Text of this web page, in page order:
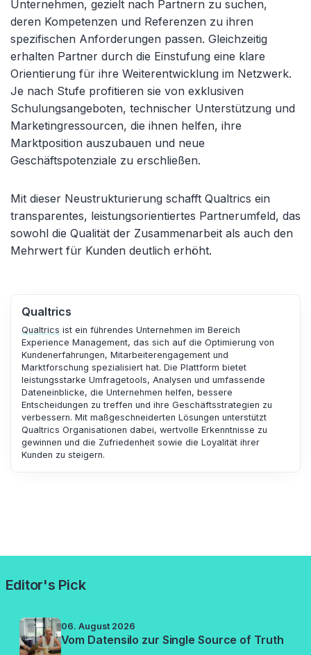
Unternehmen, gezielt nach Partnern zu suchen,
deren Kompetenzen und Referenzen zu ihren
spezifischen Anforderungen passen. Gleichzeitig
erhalten Partner durch die Einstufung eine klare
Orientierung für ihre Weiterentwicklung im Netzwerk.
Je nach Stufe profitieren sie von exklusiven
Schulungsangeboten, technischer Unterstützung und
Marketingressourcen, die ihnen helfen, ihre
Marktposition auszubauen und neue
Geschäftspotenziale zu erschließen.
Mit dieser Neustrukturierung schafft Qualtrics ein
transparentes, leistungsorientiertes Partnerumfeld, das
sowohl die Qualität der Zusammenarbeit als auch den
Mehrwert für Kunden deutlich erhöht.
Qualtrics
Qualtrics ist ein führendes Unternehmen im Bereich
Experience Management, das sich auf die Optimierung von
Kundenerfahrungen, Mitarbeiterengagement und
Marktforschung spezialisiert hat. Die Plattform bietet
leistungsstarke Umfragetools, Analysen und umfassende
Dateneinblicke, die Unternehmen helfen, bessere
Entscheidungen zu treffen und ihre Geschäftsstrategien zu
verbessern. Mit maßgeschneiderten Lösungen unterstützt
Qualtrics Organisationen dabei, wertvolle Erkenntnisse zu
gewinnen und die Zufriedenheit sowie die Loyalität ihrer
Kunden zu steigern.
Editor's Pick
06. August 2026
Vom Datensilo zur Single Source of Truth